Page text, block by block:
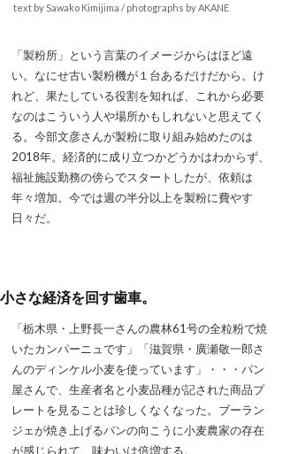
text by Sawako Kimijima / photographs by AKANE
「製粉所」という言葉のイメージからはほど遠
い。なにせ古い製粉機が１台あるだけだから。け
れど、果たしている役割を知れば、これから必要
なのはこういう人や場所かもしれないと思えてく
る。今部文彦さんが製粉に取り組み始めたのは
2018年。経済的に成り立つかどうかはわからず、
福祉施設勤務の傍らでスタートしたが、依頼は
年々増加。今では週の半分以上を製粉に費やす
日々だ。
小さな経済を回す歯車。
「栃木県・上野長一さんの農林61号の全粒粉で焼
いたカンパーニュです」「滋賀県・廣瀬敬一郎さ
んのディンケル小麦を使っています」・・・パン
屋さんで、生産者名と小麦品種が記された商品プ
レートを見ることは珍しくなくなった。ブーラン
ジェが焼き上げるパンの向こうに小麦農家の存在
が感じられて、味わいは倍増する。